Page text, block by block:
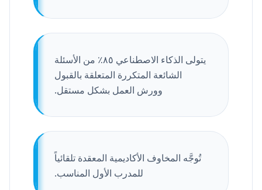
يتولى الذكاء الاصطناعي ٨٥٪ من الأسئلة
الشائعة المتكررة المتعلقة بالقبول
وورش العمل بشكل مستقل.
تُوجَّه المخاوف الأكاديمية المعقدة تلقائياً
للمدرب الأول المناسب.